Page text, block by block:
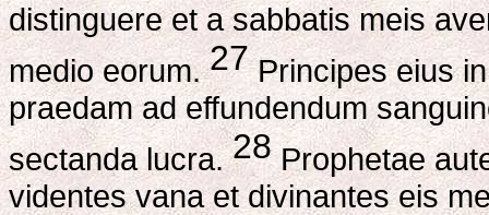
distinguere et a sabbatis meis
medio eorum.27Principes eius
praedam ad effundendum
sectanda lucra.28Prophetae
videntes vana et divinantes eis